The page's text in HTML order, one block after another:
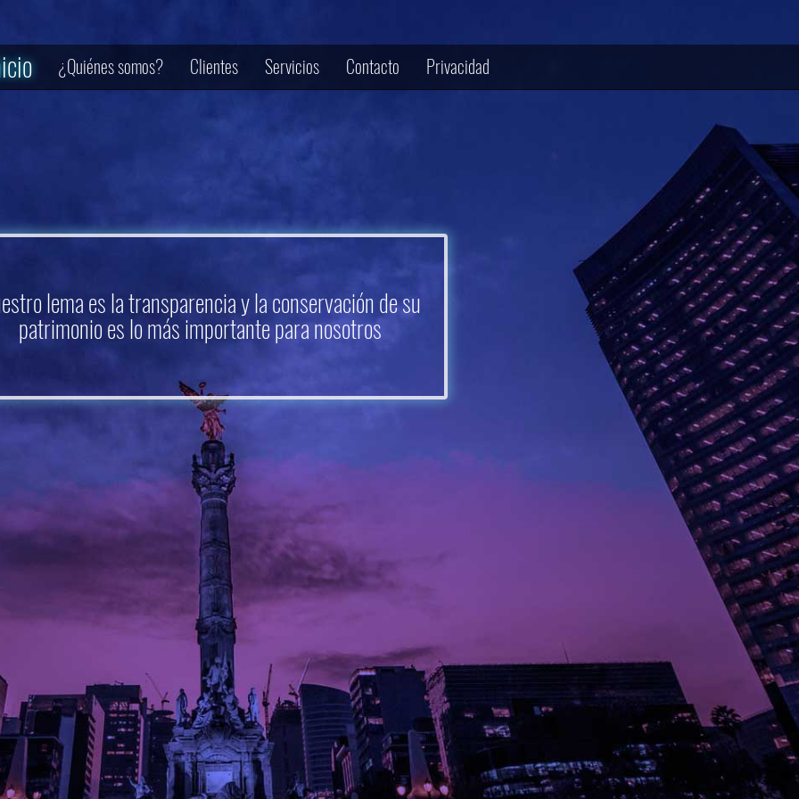
¿Quiénes somos? Clientes Servicios Contacto Privacidad
lema es la transparencia y la conservación de su
patrimonio es lo más importante para nosotros